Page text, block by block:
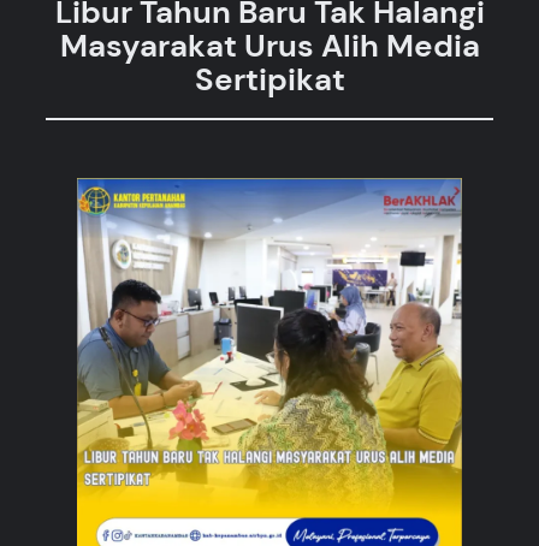
Libur Tahun Baru Tak Halangi
Masyarakat Urus Alih Media
Sertipikat